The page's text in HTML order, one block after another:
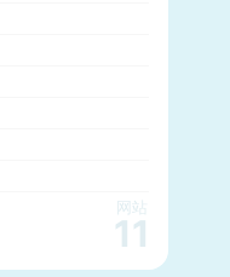
网站
11